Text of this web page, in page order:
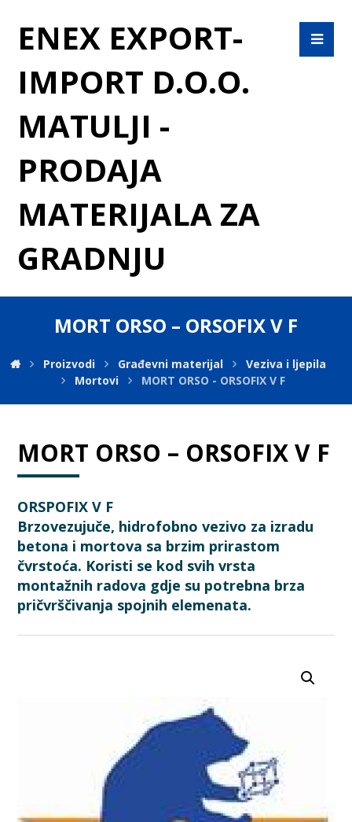
ENEX EXPORT-
IMPORT D.O.O.
MATULJI -
PRODAJA
MATERIJALA ZA
GRADNJU
MORT ORSO – ORSOFIX V F
Proizvodi Građevni materijal
Veziva i ljepila
Mortovi
MORT ORSO - ORSOFIX V F
MORT ORSO – ORSOFIX V F
ORSPOFIX V F
Brzovezujuče, hidrofobno vezivo za izradu
betona i mortova sa brzim prirastom
čvrstoća. Koristi se kod svih vrsta
montažnih radova gdje su potrebna brza
pričvrščivanja spojnih elemenata.